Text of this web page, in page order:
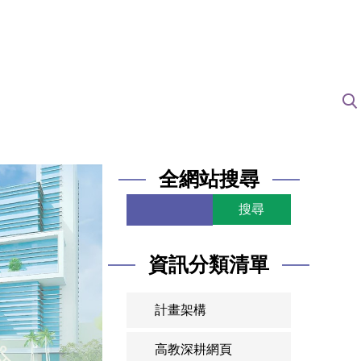
全網站搜尋
搜尋
資訊分類清單
計畫架構
高教深耕網頁